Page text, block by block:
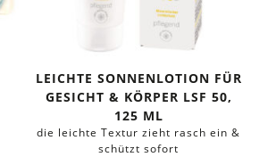
LEICHTE SONNENLOTION FÜR
GESICHT & KÖRPER LSF 50,
125 ML
die leichte Textur zieht rasch ein &
schützt sofort